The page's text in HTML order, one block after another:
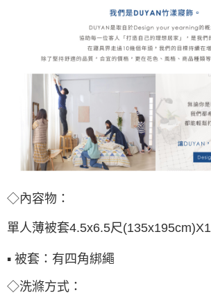
◇內容物：
單人薄被套4.5x6.5尺(135x195cm)X1
▪ 被套：有四角綁繩
◇洗滌方式：